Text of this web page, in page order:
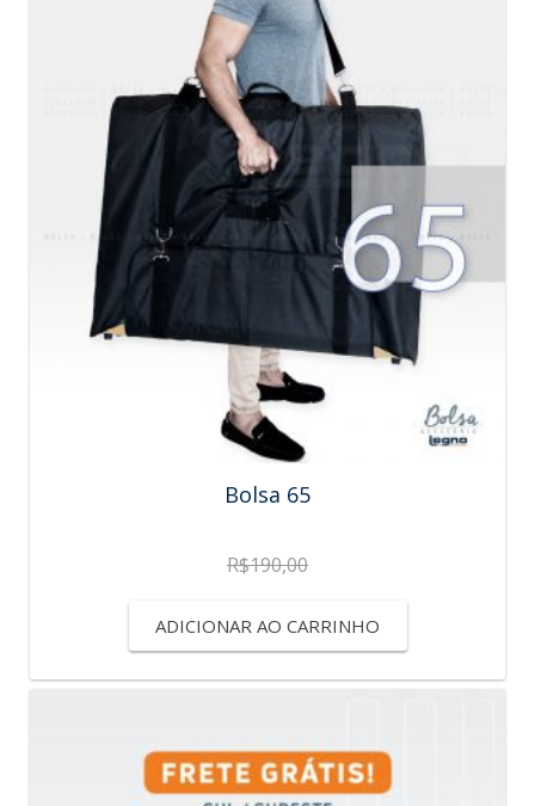
Bolsa 65
R$190,00
ADICIONAR AO CARRINHO